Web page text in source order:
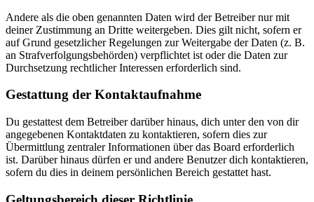
Andere als die oben genannten Daten wird der Betreiber nur mit
deiner Zustimmung an Dritte weitergeben. Dies gilt nicht, sofern er
auf Grund gesetzlicher Regelungen zur Weitergabe der Daten (z. B.
an Strafverfolgungsbehörden) verpflichtet ist oder die Daten zur
Durchsetzung rechtlicher Interessen erforderlich sind.
Gestattung der Kontaktaufnahme
Du gestattest dem Betreiber darüber hinaus, dich unter den von dir
angegebenen Kontaktdaten zu kontaktieren, sofern dies zur
Übermittlung zentraler Informationen über das Board erforderlich
ist. Darüber hinaus dürfen er und andere Benutzer dich kontaktieren,
sofern du dies in deinem persönlichen Bereich gestattet hast.